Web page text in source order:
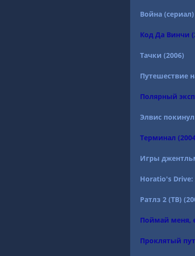
Война (сериал)
Код Да Винчи
Тачки (2006)
Путешествие
Полярный
Элвис
Терминал
Игры
Horatio's Drive:
Ратлз 2 (ТВ)
Поймай меня,
Проклятый